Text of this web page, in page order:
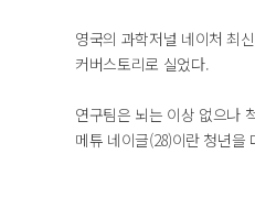
영국의 과학저널 네이처 최
커버스토리로 실었다.
연구팀은 뇌는 이상 없으나
메튜 네이글(28)이란 청년